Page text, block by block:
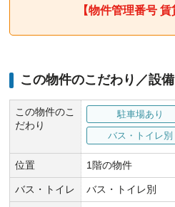
【物件管理番号 賃
この物件のこだわり／設
この物件のこ
だわり
駐車場あり
バス・トイレ別
位置 1階の物件
バス・トイレ バス・トイレ別